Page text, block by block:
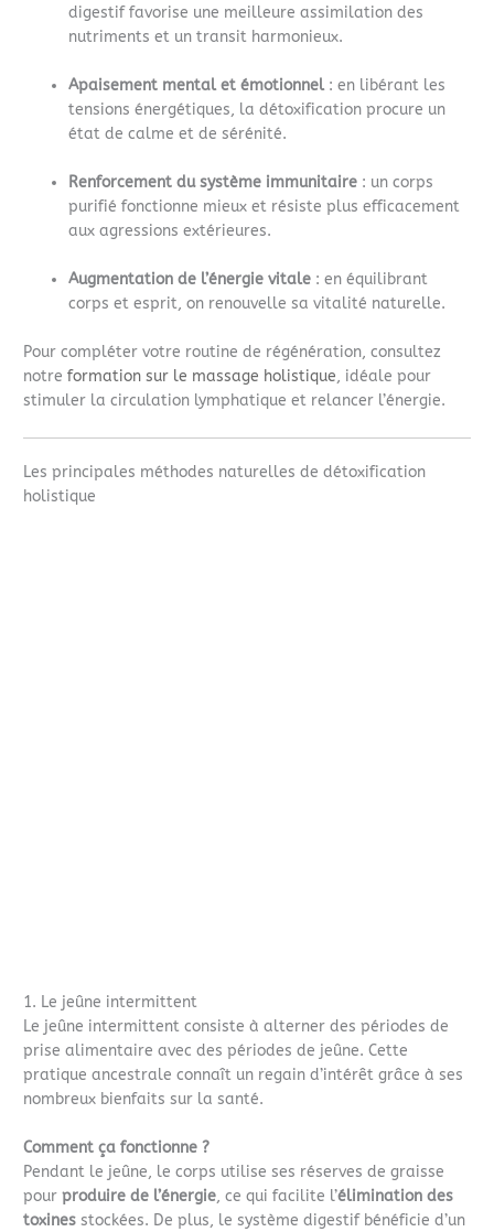
digestif favorise une meilleure assimilation des
nutriments et un transit harmonieux.
Apaisement mental et émotionnel: en libérant les
tensions énergétiques, la détoxification procure un
état de calme et de sérénité.
Renforcement du système immunitaire : un corps
purifié fonctionne mieux et résiste plus efficacement
aux agressions extérieures.
Augmentation de l’énergie vitale : en équilibrant
corps et esprit, on renouvelle sa vitalité naturelle.
Pour compléter votre routine de régénération, consultez
notreformation sur le massage holistique, idéale pour
stimuler la circulation lymphatique et relancer l’énergie.
Les principales méthodes naturelles de détoxification
holistique
1. Le jeûne intermittent
Le jeûne intermittent consiste à alterner des périodes de
prise alimentaire avec des périodes de jeûne. Cette
pratique ancestrale connaît un regain d’intérêt grâce à ses
nombreux bienfaits sur la santé.
Comment ça fonctionne ?
Pendant le jeûne, le corps utilise ses réserves de graisse
pourproduire de l’énergie, ce qui facilite l’élimination des
toxines stockées. De plus, le système digestif bénéficie d’un